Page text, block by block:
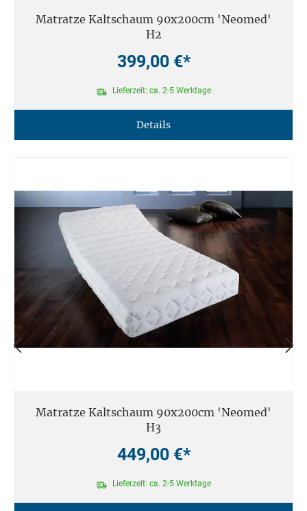
Matratze Kaltschaum 90x200cm 'Neomed'
H2
399,00 €*
Lieferzeit: ca. 2-5 Werktage
Details
Matratze Kaltschaum 90x200cm 'Neomed'
H3
449,00 €*
Lieferzeit: ca. 2-5 Werktage